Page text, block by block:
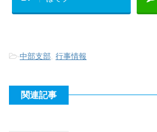
-中部支部, 行事情報
関連記事